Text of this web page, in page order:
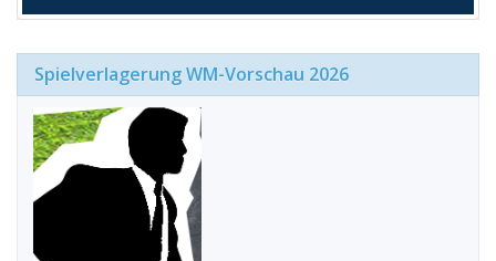
Spielverlagerung WM-Vorschau 2026